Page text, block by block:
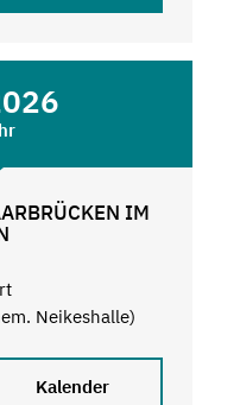
IM
Neikeshalle)
Kalender